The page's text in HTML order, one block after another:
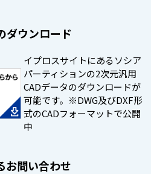
ダウンロード
イプロスサイトにあるソシア
パーティションの2次元汎用
CADデータのダウンロードが
可能です。※DWG及びDXF形
式のCADフォーマットで公開
中
お問い合わせ